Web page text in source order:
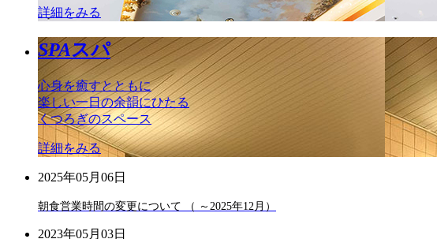
詳細をみる
SPAスパ
心身を癒すとともに
楽しい一日の余韻にひたる
くつろぎのスペース
詳細をみる
2025年05月06日
朝食営業時間の変更について （ ～2025年12月）
2023年05月03日